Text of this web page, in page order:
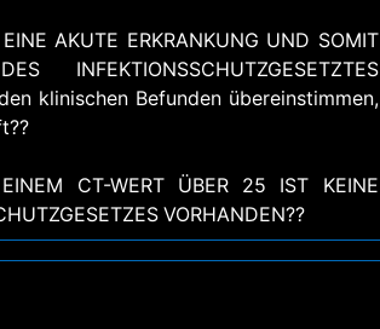
AKUTE ERKRANKUNG UND SOMIT
klinischen Befunden übereinstimmen,
CT-WERT ÜBER 25 IST KEINE
VORHANDEN??